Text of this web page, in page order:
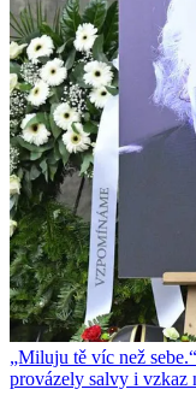
„Miluju tě víc než
provázely salvy i vzkaz